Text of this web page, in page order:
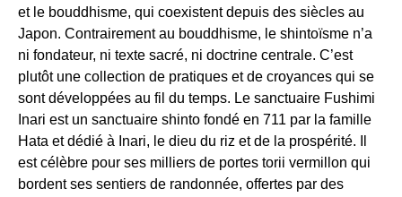
et le bouddhisme, qui coexistent depuis des siècles au
Japon. Contrairement au bouddhisme, le shintoïsme n’a
ni fondateur, ni texte sacré, ni doctrine centrale. C’est
plutôt une collection de pratiques et de croyances qui se
sont développées au fil du temps. Le sanctuaire Fushimi
Inari est un sanctuaire shinto fondé en 711 par la famille
Hata et dédié à Inari, le dieu du riz et de la prospérité. Il
est célèbre pour ses milliers de portes torii vermillon qui
bordent ses sentiers de randonnée, offertes par des